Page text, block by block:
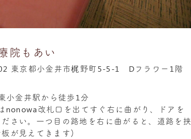
院もあい
東京都小金井市梶野町5-5-1 Dフラワー1階
小金井駅から徒歩1分
nonowa改札口を出てすぐ右に曲がり、ドアを
さい。一つ目の路地を右に曲がると、道路を挟
が見えてきます)